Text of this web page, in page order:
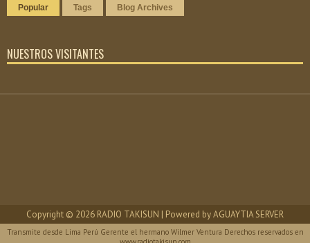
Popular Tags Blog Archives
NUESTROS VISITANTES
Copyright © 2026 RADIO TAKISUN | Powered byAGUAYTIA SERVER
Transmite desde Lima Perú Gerente el hermano Wilmer Ventura Derechos reservados en